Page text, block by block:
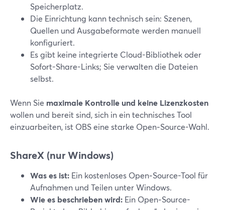
Speicherplatz.
Die Einrichtung kann technisch sein: Szenen,
Quellen und Ausgabeformate werden manuell
konfiguriert.
Es gibt keine integrierte Cloud-Bibliothek oder
Sofort-Share-Links; Sie verwalten die Dateien
selbst.
Wenn Sie maximale Kontrolle und keine Lizenzkosten
wollen und bereit sind, sich in ein technisches Tool
einzuarbeiten, ist OBS eine starke Open‑Source-Wahl.
ShareX (nur Windows)
Was es ist: Ein kostenloses Open‑Source-Tool für
Aufnahmen und Teilen unter Windows.
Wie es beschrieben wird: Ein Open‑Source-